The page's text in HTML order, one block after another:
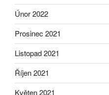
Únor 2022
Prosinec 2021
Listopad 2021
Říjen 2021
Květen 2021